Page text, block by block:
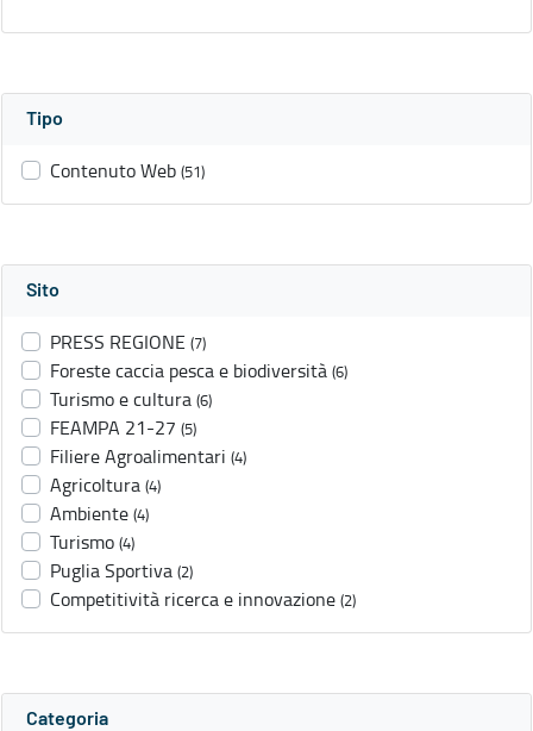
Tipo
Contenuto Web (51)
Sito
PRESS REGIONE (7)
Foreste caccia pesca e biodiversità (6)
Turismo e cultura (6)
FEAMPA 21-27 (5)
Filiere Agroalimentari (4)
Agricoltura (4)
Ambiente (4)
Turismo (4)
Puglia Sportiva (2)
Competitività ricerca e innovazione (2)
Categoria